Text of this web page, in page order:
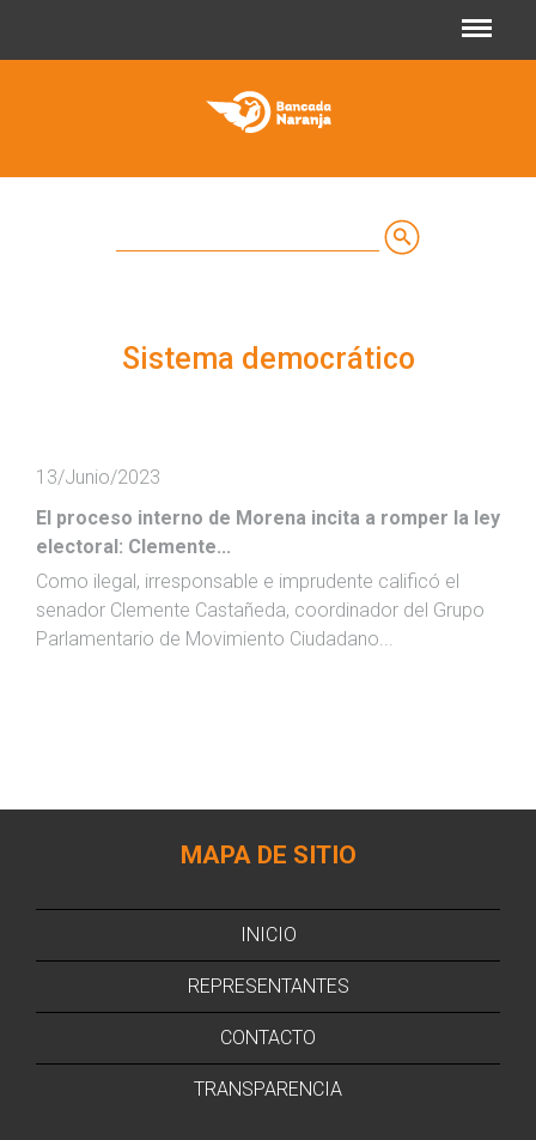
búsqueda
Sistema democrático
13/Junio/2023
El proceso interno de Morena incita a romper la ley
electoral: Clemente...
Como ilegal, irresponsable e imprudente calificó el
senador Clemente Castañeda, coordinador del Grupo
Parlamentario de Movimiento Ciudadano...
MAPA DE SITIO
INICIO
REPRESENTANTES
CONTACTO
TRANSPARENCIA